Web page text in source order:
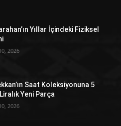
Yıllar İçindeki Fiziksel
2026
Saat Koleksiyonuna 5
Yeni Parça
2026